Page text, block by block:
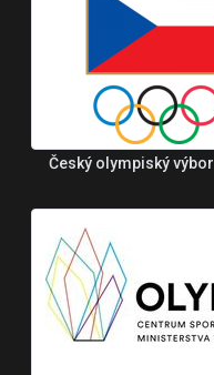
Český olympiský výbor